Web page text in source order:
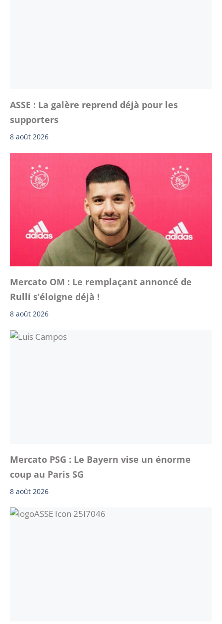
ASSE : La galère reprend déjà pour les
supporters
8 août 2026
Mercato OM : Le remplaçant annoncé de
Rulli s’éloigne déjà !
8 août 2026
Mercato PSG : Le Bayern vise un énorme
coup au Paris SG
8 août 2026